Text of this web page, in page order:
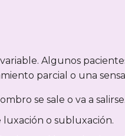
Algunos
parcial o una
se sale o va a
luxación o subluxación.